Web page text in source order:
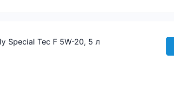
Special Tec F 5W-20, 5 л